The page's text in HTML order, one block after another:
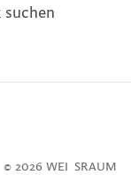
© 2026 WEI SRAUM